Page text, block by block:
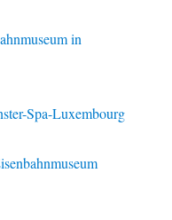
in
Spa-Luxembourg